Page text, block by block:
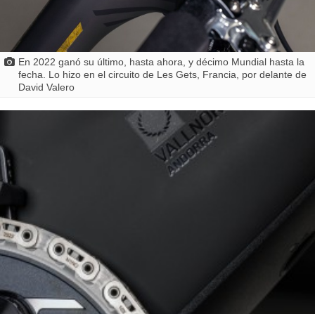
En 2022 ganó su último, hasta ahora, y décimo Mundial hasta la
fecha. Lo hizo en el circuito de Les Gets, Francia, por delante de
David Valero